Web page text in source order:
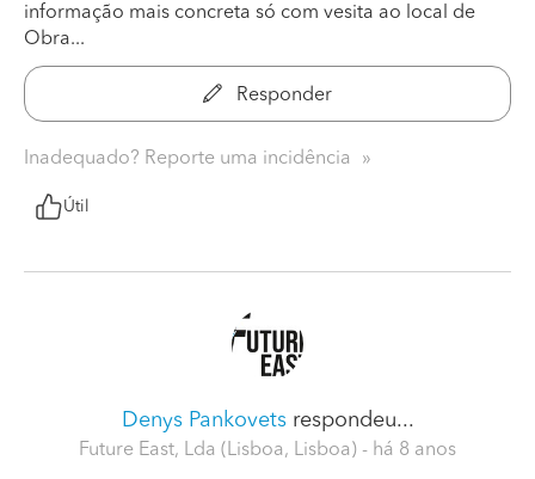
informação mais concreta só com vesita ao local de
Obra...
Responder
Inadequado? Reporte uma incidência
Útil
Denys Pankovetsrespondeu...
Future East, Lda (Lisboa, Lisboa) - há 8 anos